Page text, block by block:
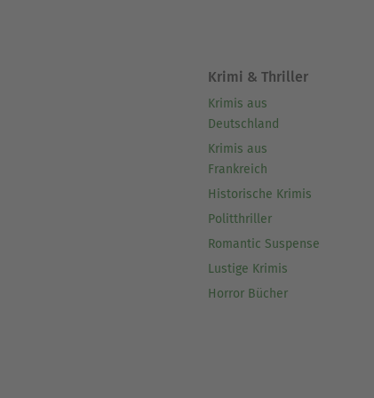
Krimi & Thriller
Krimis aus
Deutschland
Krimis aus
Frankreich
Historische Krimis
Politthriller
Romantic Suspense
Lustige Krimis
Horror Bücher